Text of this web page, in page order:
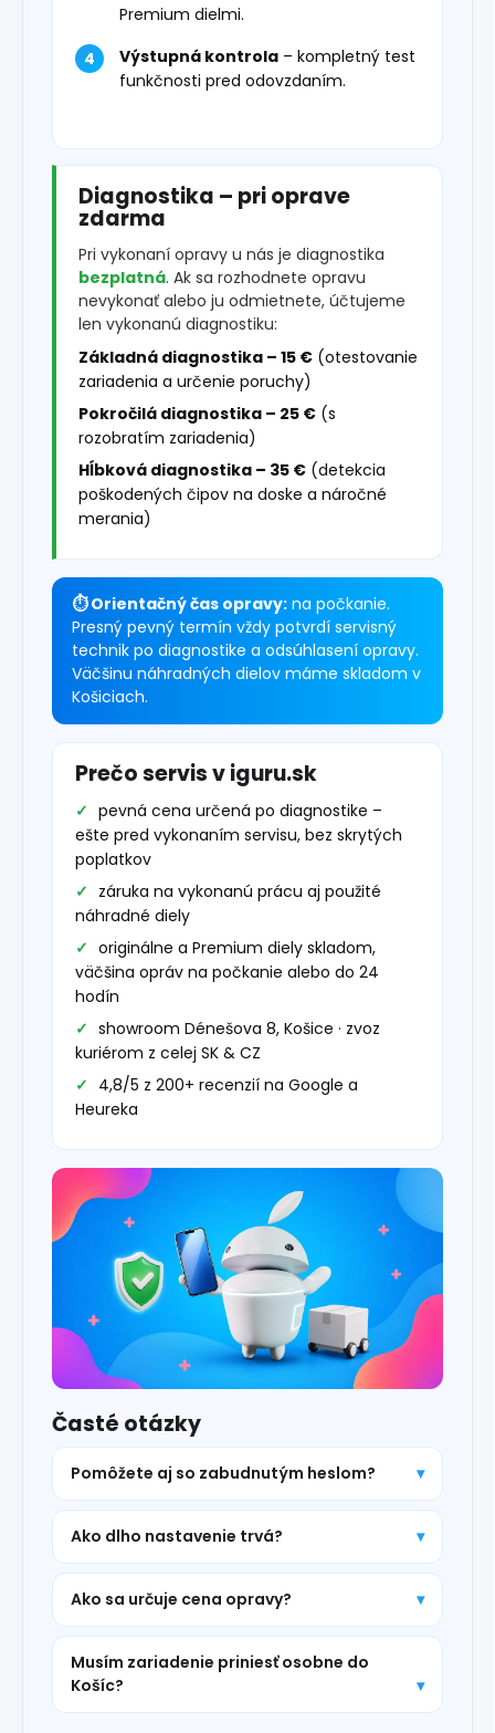
Premium dielmi.
Výstupná kontrola – kompletný test
funkčnosti pred odovzdaním.
Diagnostika – pri oprave
zdarma
Pri vykonaní opravy u nás je diagnostika
bezplatná. Ak sa rozhodnete opravu
nevykonať alebo ju odmietnete, účtujeme
len vykonanú diagnostiku:
Základná diagnostika – 15 € (otestovanie
zariadenia a určenie poruchy)
Pokročilá diagnostika – 25 € (s
rozobratím zariadenia)
Hĺbková diagnostika – 35 € (detekcia
poškodených čipov na doske a náročné
merania)
⏱ Orientačný čas opravy: na počkanie.
Presný pevný termín vždy potvrdí servisný
technik po diagnostike a odsúhlasení opravy.
Väčšinu náhradných dielov máme skladom v
Košiciach.
Prečo servis v iguru.sk
pevná cena určená po diagnostike –
ešte pred vykonaním servisu, bez skrytých
poplatkov
záruka na vykonanú prácu aj použité
náhradné diely
originálne a Premium diely skladom,
väčšina opráv na počkanie alebo do 24
hodín
showroom Dénešova 8, Košice · zvoz
kuriérom z celej SK & CZ
4,8/5 z 200+ recenzií na Google a
Heureka
Časté otázky
Pomôžete aj so zabudnutým heslom?
Ako dlho nastavenie trvá?
Ako sa určuje cena opravy?
Musím zariadenie priniesť osobne do
Košíc?